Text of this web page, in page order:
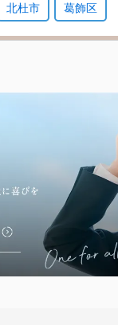
北杜市 葛飾区